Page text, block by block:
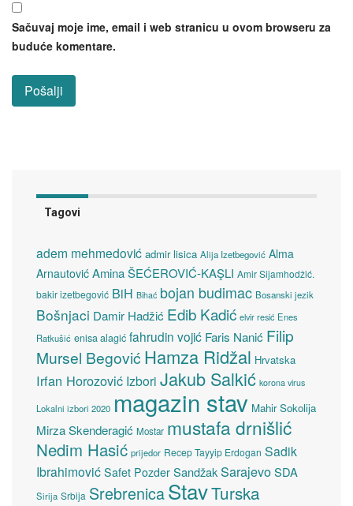
Sačuvaj moje ime, email i web stranicu u ovom browseru za
buduće komentare.
Tagovi
adem mehmedović admir lisica Alija Izetbegović Alma
Arnautović Amina ŠEĆEROVIĆ-KAŞLI Amir Sijamhodžić.
bakir izetbegović BiH Bihać bojan budimac Bosanski jezik
Bošnjaci Damir Hadžić Edib Kadić elvir resić Enes
Ratkušić enisa alagić fahrudin vojić Faris Nanić Filip
Mursel Begović Hamza Ridžal Hrvatska
Irfan Horozović Izbori Jakub Salkić korona virus
Lokalni izbori 2020 magazin stav Mahir Sokolija
Mirza Skenderagić Mostar mustafa drnišlić
Nedim Hasić prijedor Recep Tayyip Erdogan Sadik
Ibrahimović Safet Pozder SandžakSarajevoSDA
Sirija Srbija SrebrenicaStavTurska